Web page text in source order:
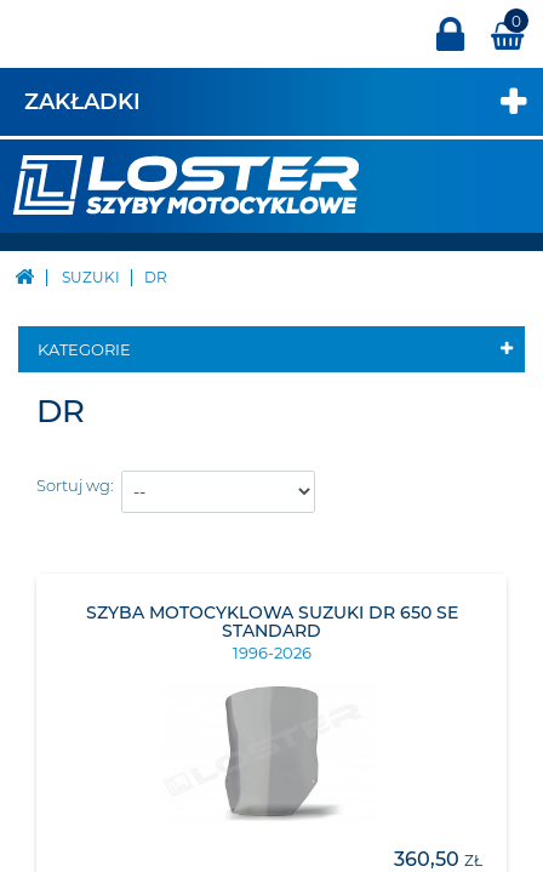
0
ZAKŁADKI
SUZUKI DR
KATEGORIE
DR
Sortuj wg:
SZYBA MOTOCYKLOWA SUZUKI DR 650 SE
STANDARD
1996-2026
360,50 ZŁ